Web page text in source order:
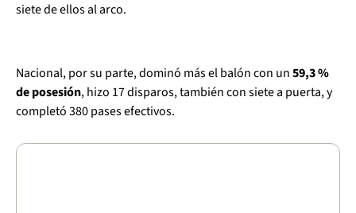
siete de ellos al arco.
Nacional, por su parte, dominó más el balón con un59,3 %
de posesión, hizo 17 disparos, también con siete a puerta, y
completó 380 pases efectivos.